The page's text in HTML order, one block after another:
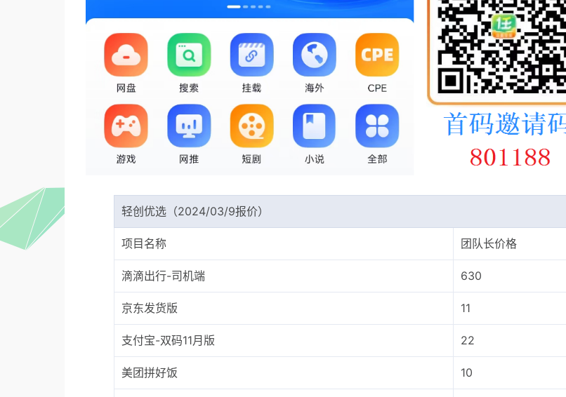
轻创优选（2024/03/9报价）
项目名称 团队长价格
滴滴出行-司机端 630
京东发货版 11
支付宝-双码11月版 22
美团拼好饭 10